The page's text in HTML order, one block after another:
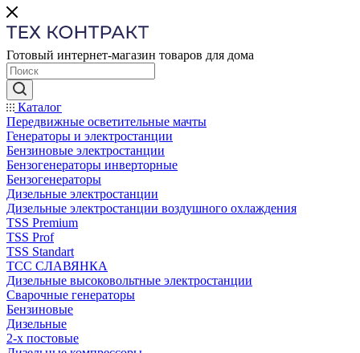
Готовый интернет-магазин товаров для дома
Каталог
Передвижные осветительные мачты
Генераторы и электростанции
Бензиновые электростанции
Бензогенераторы инверторные
Бензогенераторы
Дизельные электростанции
Дизельные электростанции воздушного охлаждения
TSS Premium
TSS Prof
TSS Standart
ТСС СЛАВЯНКА
Дизельные высоковольтные электростанции
Сварочные генераторы
Бензиновые
Дизельные
2-х постовые